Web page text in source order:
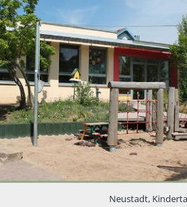
Neustadt,